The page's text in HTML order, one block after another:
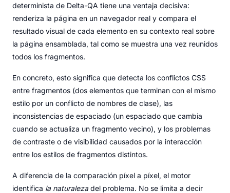
determinista de Delta-QA tiene una ventaja decisiva:
renderiza la página en un navegador real y compara el
resultado visual de cada elemento en su contexto real sobre
la página ensamblada, tal como se muestra una vez reunidos
todos los fragmentos.
En concreto, esto significa que detecta los conflictos CSS
entre fragmentos (dos elementos que terminan con el mismo
estilo por un conflicto de nombres de clase), las
inconsistencias de espaciado (un espaciado que cambia
cuando se actualiza un fragmento vecino), y los problemas
de contraste o de visibilidad causados por la interacción
entre los estilos de fragmentos distintos.
A diferencia de la comparación píxel a píxel, el motor
identifica la naturalezadel problema. No se limita a decir